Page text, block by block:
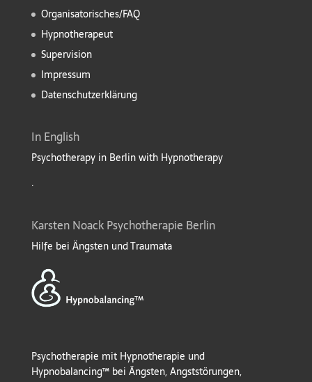
Organisatorisches/FAQ
Hypnotherapeut
Supervision
Impressum
Datenschutzerklärung
In English
Psychotherapy in Berlin with Hypnotherapy
.
Karsten Noack Psychotherapie Berlin
Hilfe bei Ängsten und Traumata
Psychotherapie mit Hypnotherapie und
Hypnobalancing™ bei Ängsten, Angststörungen,